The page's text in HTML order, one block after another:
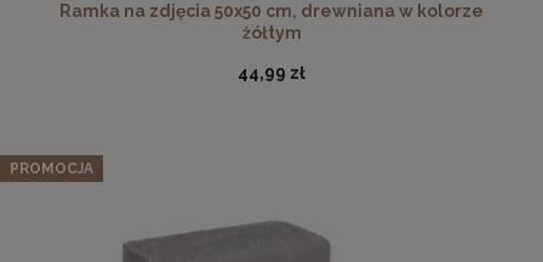
Ramka na zdjęcia 50x50 cm, drewniana w kolorze
żółtym
44,99 zł
PROMOCJA